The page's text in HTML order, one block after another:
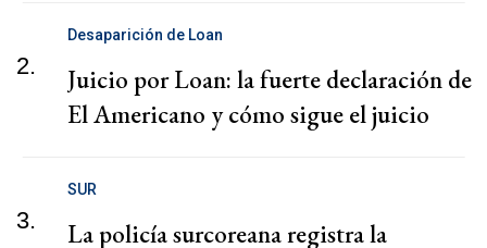
2.
Desaparición de Loan
Juicio por Loan: la fuerte declaración de
El Americano y cómo sigue el juicio
3.
SUR
La policía surcoreana registra la